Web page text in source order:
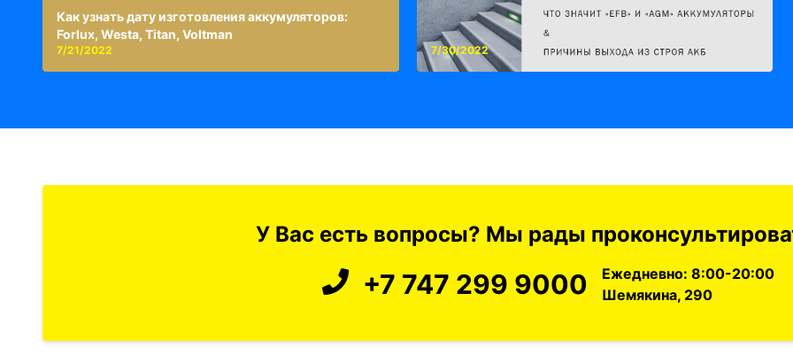
Как узнать дату изготовления аккумуляторов:
Forlux, Westa, Titan, Voltman
7/21/2022 7/30/2022
У Вас есть вопросы? Мы рады
+7 747 299 9000
Ежедневно: 8:00-20:00
Шемякина, 290